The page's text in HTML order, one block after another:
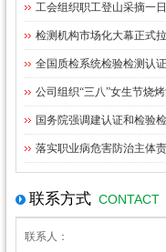
工会组织职工登山采摘一
检测机构市场化大幕正式
公司组织“三八”女生节烧
联系方式 CONTACT
联系人：